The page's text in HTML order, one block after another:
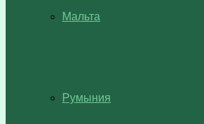
Мальта
Румыния